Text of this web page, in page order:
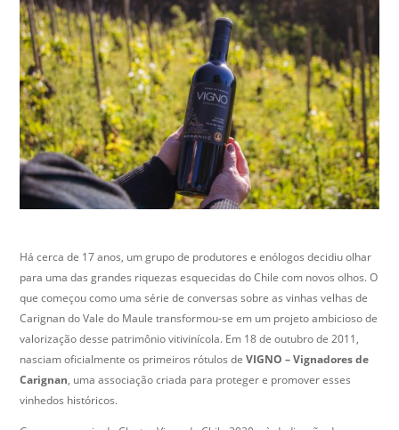
Há cerca de 17 anos, um grupo de produtores e enólogos decidiu olhar
para uma das grandes riquezas esquecidas do Chile com novos olhos. O
que começou como uma série de conversas sobre as vinhas velhas de
Carignan do Vale do Maule transformou-se em um projeto ambicioso de
valorização desse patrimônio vitivinícola. Em 18 de outubro de 2011,
nasciam oficialmente os primeiros rótulos deVIGNO – Vignadores de
Carignan, uma associação criada para proteger e promover esses
vinhedos históricos.